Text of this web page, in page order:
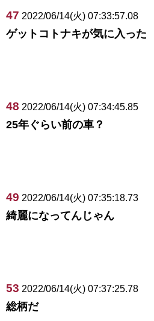
47 2022/06/14(火) 07:33:57.08
ゲットコトナキが気に入った
48 2022/06/14(火) 07:34:45.85
25年ぐらい前の車？
49 2022/06/14(火) 07:35:18.73
綺麗になってんじゃん
53 2022/06/14(火) 07:37:25.78
総柄だ